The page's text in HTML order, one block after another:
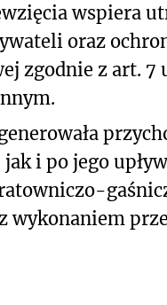
wspiera
oraz
zgodnie z art. 7
i po jego
wykonaniem